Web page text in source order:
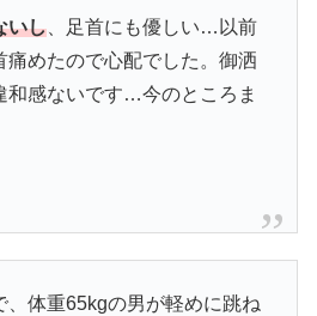
いし、足首にも優しい…以前
痛めたので心配でした。御洒
和感ないです…今のところま
、体重65kgの男が軽めに跳ね